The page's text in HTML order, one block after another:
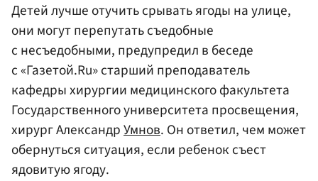
Детей лучше отучить срывать ягоды на улице,
они могут перепутать съедобные
с несъедобными, предупредил в беседе
с «Газетой.Ru» старший преподаватель
кафедры хирургии медицинского факультета
Государственного университета просвещения,
хирург АлександрУмнов. Он ответил, чем может
обернуться ситуация, если ребенок съест
ядовитую ягоду.